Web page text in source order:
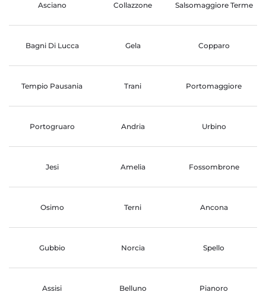
Asciano Collazzone Salsomaggiore Terme
Bagni Di Lucca Gela Copparo
Tempio Pausania Trani Portomaggiore
Portogruaro Andria Urbino
Jesi Amelia Fossombrone
Osimo Terni Ancona
Gubbio Norcia Spello
Assisi Belluno Pianoro